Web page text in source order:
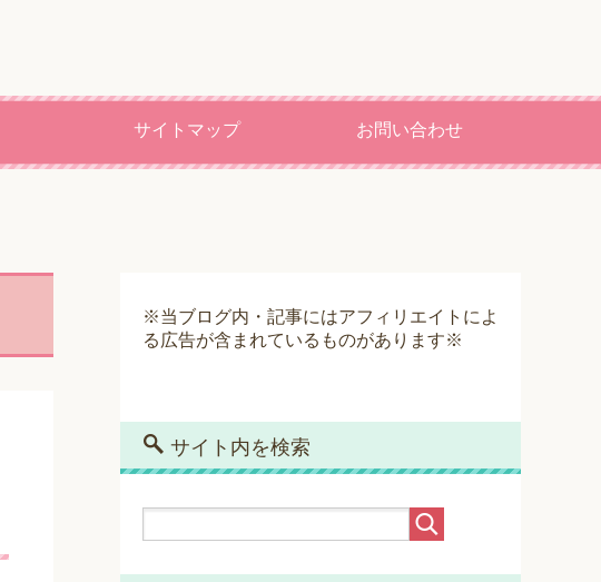
サイトマップ お問い合わせ
※当ブログ内・記事にはアフィリエイトによ
る広告が含まれているものがあります※
サイト内を検索